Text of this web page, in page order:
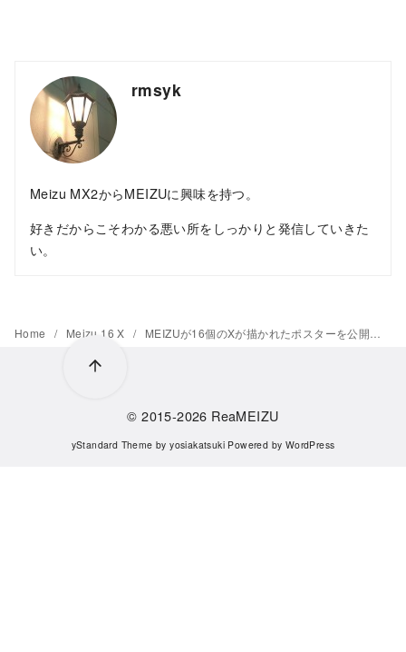
rmsyk
Meizu MX2からMEIZUに興味を持つ。
好きだからこそわかる悪い所をしっかりと発信していきた
い。
Home Meizu 16 X MEIZUが16個のXが描かれたポスターを公開。明日に発表会の予告日を公開か
© 2015-2026 ReaMEIZU
yStandard Theme byyosiakatsuki Powered by WordPress